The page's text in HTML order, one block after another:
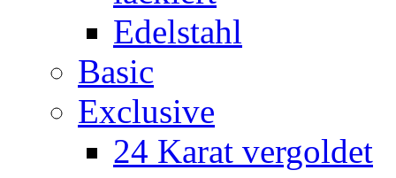
Edelstahl
Basic
Exclusive
24 Karat vergoldet